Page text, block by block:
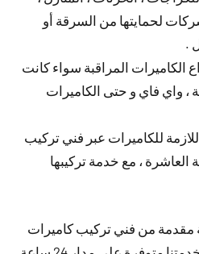
لحمايتها من السرقة أو
.
الكاميرات المراقبة سواء كانت
، واي فاي و حتى الكاميرات
للكاميرات عبر فني تركيب
العاشرة ، مع خدمة تركيبها
مقدمة من فني تركيب كاميرات